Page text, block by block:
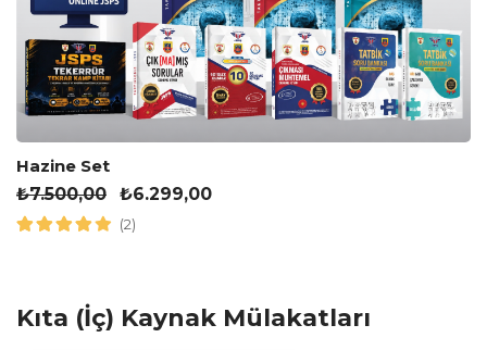
Hazine Set
₺7.500,00 ₺6.299,00
(2)
Kıta (İç) Kaynak Mülakatları